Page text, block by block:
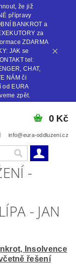
že již
přípravy
BANKROT a
za
ZDARMA
JAK se
tel:
CHAT,
NÁM či
od EURA
zpět.
info@eura-oddluzeni.cz
0 Kč
-
- JAN
Insolvence
řešení